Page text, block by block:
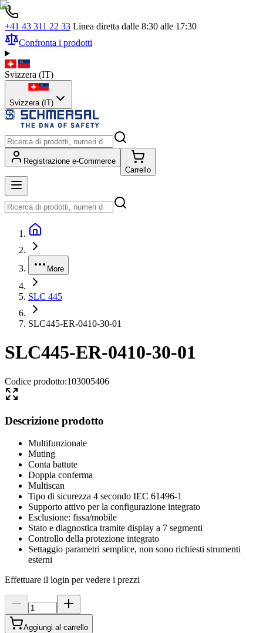
+41 43 311 22 33 Linea diretta dalle 8:30 alle 17:30
Confronta i prodotti
Svizzera (IT)
Svizzera (IT)
Registrazione e-Commerce
Carrello
More
SLC 445
SLC445-ER-0410-30-01
SLC445-ER-0410-30-01
Codice prodotto:103005406
Descrizione prodotto
Multifunzionale
Muting
Conta battute
Doppia conferma
Multiscan
Tipo di sicurezza 4 secondo IEC 61496-1
Supporto attivo per la configurazione integrato
Esclusione: fissa/mobile
Stato e diagnostica tramite display a 7 segmenti
Controllo della protezione integrato
Settaggio parametri semplice, non sono richiesti strumenti
esterni
Effettuare il login per vedere i prezzi
Aggiungi al carrello